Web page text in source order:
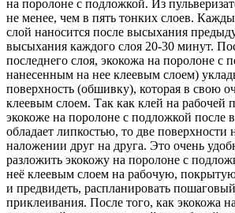
на поролоне с подложкой. Из
не менее, чем в пять тонких слоев.
слой наносится после высыхания
высыхания каждого слоя 20-30 минут.
последнего слоя, экокожа на поролоне с
нанесенным на нее клеевым слоем)
поверхность (обшивку), которая в свою
клеевым слоем. Так как клей на рабочей
экокоже на поролоне с подложкой после
обладает липкостью, то две поверхности
наложении друг на друга. Это очень
разложить экокожу на поролоне с
неё клеевым слоем на рабочую,
и предвидеть, распланировать
приклеивания. После того, как экокожа